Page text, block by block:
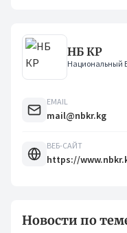
НБ КР
Национальный
EMAIL
mail@nbkr.kg
ВЕБ-САЙТ
https://
Новости по